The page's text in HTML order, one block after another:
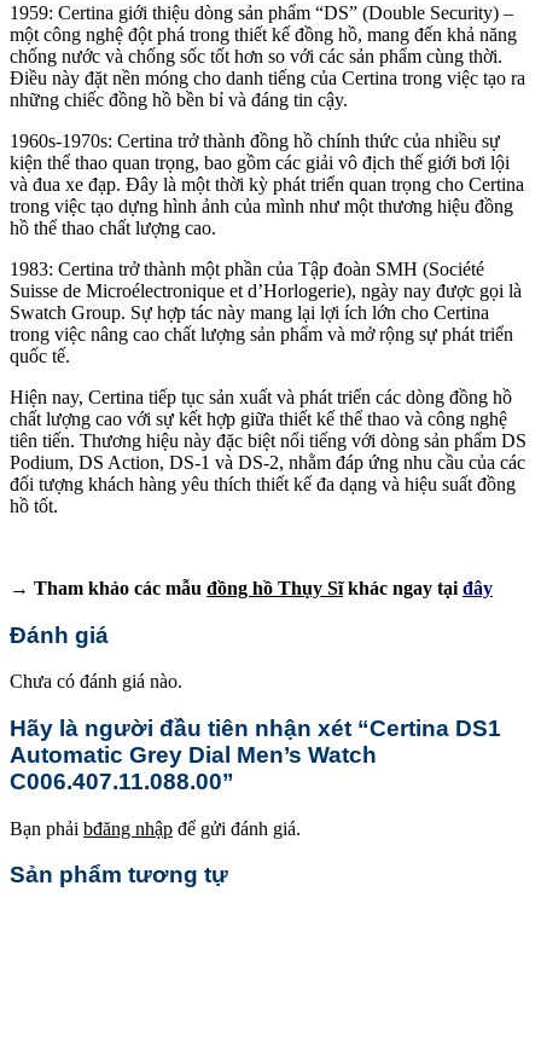
1959: Certina giới thiệu dòng sản phẩm “DS” (Double Security) –
một công nghệ đột phá trong thiết kế đồng hồ, mang đến khả năng
chống nước và chống sốc tốt hơn so với các sản phẩm cùng thời.
Điều này đặt nền móng cho danh tiếng của Certina trong việc tạo ra
những chiếc đồng hồ bền bỉ và đáng tin cậy.
1960s-1970s: Certina trở thành đồng hồ chính thức của nhiều sự
kiện thể thao quan trọng, bao gồm các giải vô địch thế giới bơi lội
và đua xe đạp. Đây là một thời kỳ phát triển quan trọng cho Certina
trong việc tạo dựng hình ảnh của mình như một thương hiệu đồng
hồ thể thao chất lượng cao.
1983: Certina trở thành một phần của Tập đoàn SMH (Société
Suisse de Microélectronique et d’Horlogerie), ngày nay được gọi là
Swatch Group. Sự hợp tác này mang lại lợi ích lớn cho Certina
trong việc nâng cao chất lượng sản phẩm và mở rộng sự phát triển
quốc tế.
Hiện nay, Certina tiếp tục sản xuất và phát triển các dòng đồng hồ
chất lượng cao với sự kết hợp giữa thiết kế thể thao và công nghệ
tiên tiến. Thương hiệu này đặc biệt nổi tiếng với dòng sản phẩm DS
Podium, DS Action, DS-1 và DS-2, nhằm đáp ứng nhu cầu của các
đối tượng khách hàng yêu thích thiết kế đa dạng và hiệu suất đồng
hồ tốt.
→ Tham khảo các mẫu đồng hồ Thụy Sĩkhác ngay tại đây
Đánh giá
Chưa có đánh giá nào.
Hãy là người đầu tiên nhận xét “Certina DS1
Automatic Grey Dial Men’s Watch
C006.407.11.088.00”
Bạn phải bđăng nhập để gửi đánh giá.
Sản phẩm tương tự